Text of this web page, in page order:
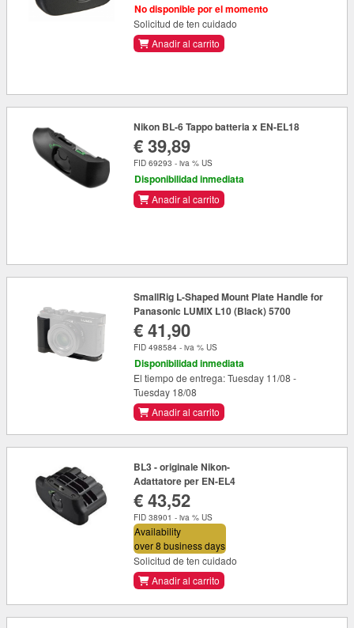
No disponible por el momento
Solicitud de ten cuidado
Anadir al carrito
Nikon BL-6 Tappo batteria x EN-EL18
€ 39,89
FID 69293 - iva % US
Disponibilidad inmediata
Anadir al carrito
SmallRig L-Shaped Mount Plate Handle for
Panasonic LUMIX L10 (Black) 5700
€ 41,90
FID 498584 - iva % US
Disponibilidad inmediata
El tiempo de entrega: Tuesday 11/08 -
Tuesday 18/08
Anadir al carrito
BL3 - originale Nikon-
Adattatore per EN-EL4
€ 43,52
FID 38901 - iva % US
Availability
over 8 business days
Solicitud de ten cuidado
Anadir al carrito